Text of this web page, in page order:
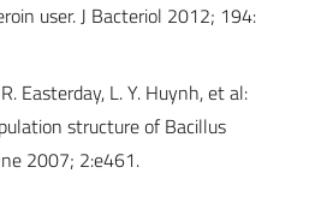
user. J Bacteriol 2012; 194:
Easterday, L. Y. Huynh, et al:
structure of Bacillus
2007; 2:e461.